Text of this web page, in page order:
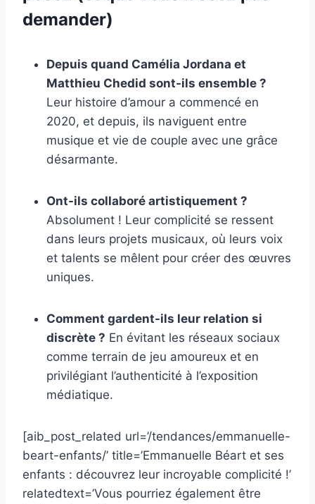
demander)
Depuis quand Camélia Jordana et
Matthieu Chedid sont-ils ensemble ?
Leur histoire d’amour a commencé en
2020, et depuis, ils naviguent entre
musique et vie de couple avec une grâce
désarmante.
Ont-ils collaboré artistiquement ?
Absolument ! Leur complicité se ressent
dans leurs projets musicaux, où leurs voix
et talents se mêlent pour créer des œuvres
uniques.
Comment gardent-ils leur relation si
discrète ? En évitant les réseaux sociaux
comme terrain de jeu amoureux et en
privilégiant l’authenticité à l’exposition
médiatique.
[aib_post_related url=’/tendances/emmanuelle-
beart-enfants/’ title=’Emmanuelle Béart et ses
enfants : découvrez leur incroyable complicité !’
relatedtext=’Vous pourriez également être